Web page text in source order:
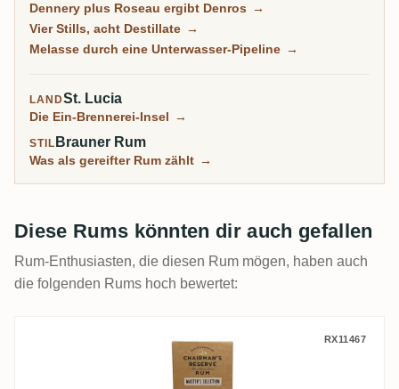
alles verwandeln, vom bescheidenen Bounty bis zum
Kult-Chairman's-Reserve und dem Super-Premium
derselben Gruppe wie Martiniques J.M und Clement.
Dennery plus Roseau ergibt Denros →
Vier Stills, acht Destillate →
Melasse durch eine Unterwasser-Pipeline →
LANDSt. Lucia
Die Ein-Brennerei-Insel →
STIL Brauner Rum
Was als gereifter Rum zählt →
Diese Rums könnten dir auch gefallen
Rum-Enthusiasten, die diesen Rum mögen, haben auch
die folgenden Rums hoch bewertet:
Chairman‘s Reserve Master's Selection
RX11467